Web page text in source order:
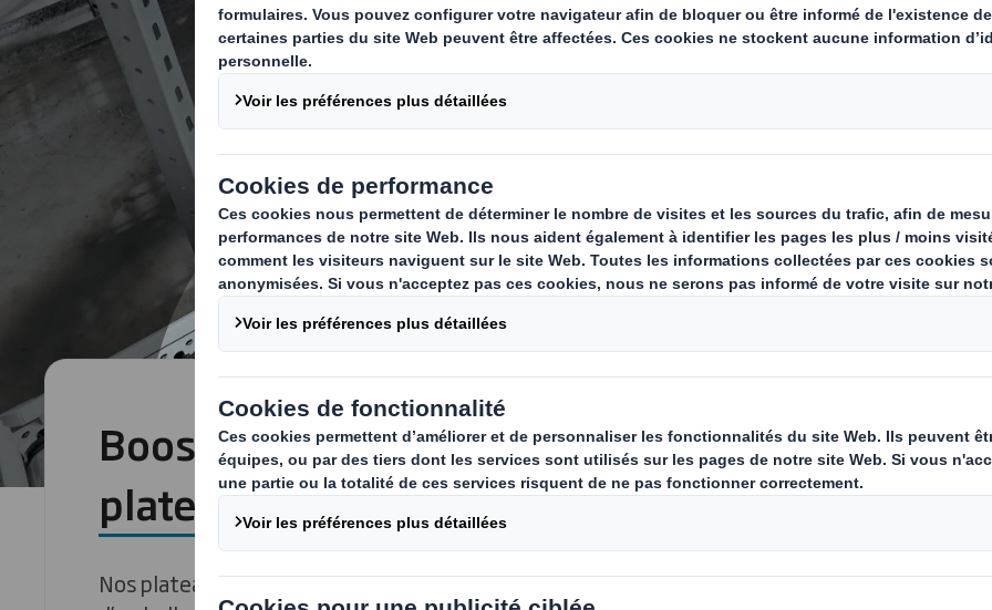
Boostez vos ventes avec nos
plateaux innovants
Nos plateaux en carton ondulé offrent des solutions
Carousel. Use
Previous slide